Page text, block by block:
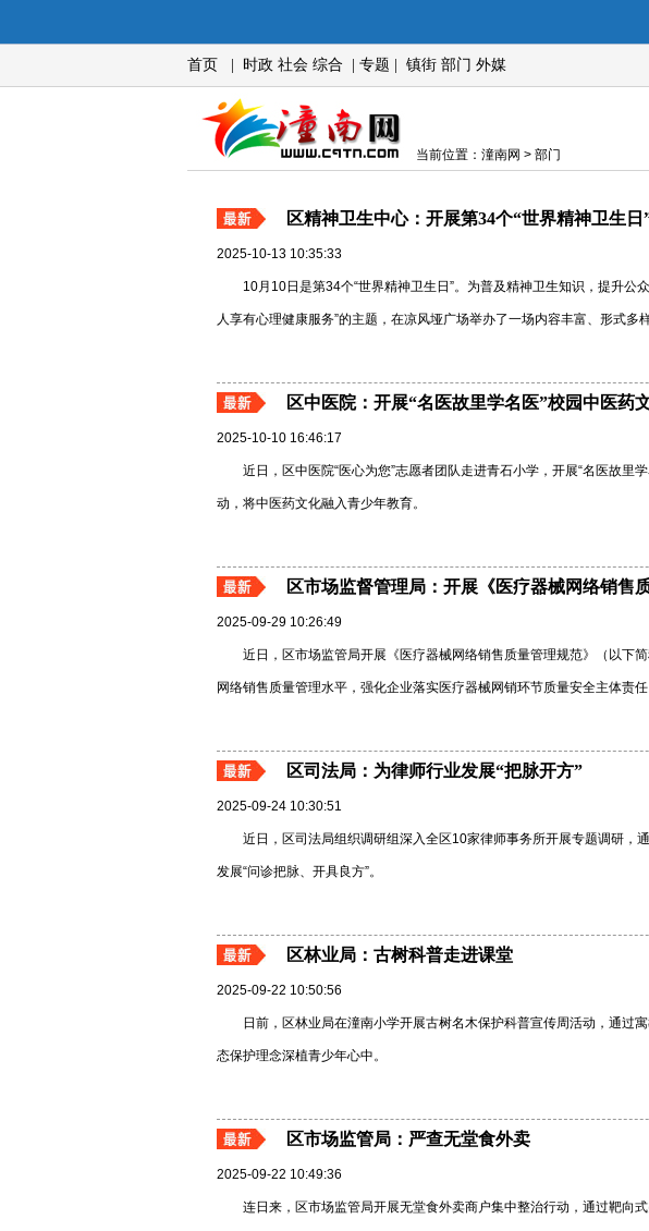
首页 时政 社会 综合 专题 镇街 部门 外媒
当前位置：潼南网 > 部门
区精神卫生中心：开展第34个“世界精神卫生
2025-10-13 10:35:33
10月10日是第34个“世界精神卫生日”。为普及精神卫生知识，提升公
人享有心理健康服务”的主题，在凉风垭广场举办了一场内容丰富、形式多
区中医院：开展“名医故里学名医”校园中医药
2025-10-10 16:46:17
近日，区中医院“医心为您”志愿者团队走进青石小学，开展“名医故里
动，将中医药文化融入青少年教育。
区市场监督管理局：开展《医疗器械网络销售
2025-09-29 10:26:49
近日，区市场监管局开展《医疗器械网络销售质量管理规范》（以下
网络销售质量管理水平，强化企业落实医疗器械网销环节质量安全主体责
区司法局：为律师行业发展“把脉开方”
2025-09-24 10:30:51
近日，区司法局组织调研组深入全区10家律师事务所开展专题调研，
发展“问诊把脉、开具良方”。
区林业局：古树科普走进课堂
2025-09-22 10:50:56
日前，区林业局在潼南小学开展古树名木保护科普宣传周活动，通过
态保护理念深植青少年心中。
区市场监管局：严查无堂食外卖
2025-09-22 10:49:36
连日来，区市场监管局开展无堂食外卖商户集中整治行动，通过靶向